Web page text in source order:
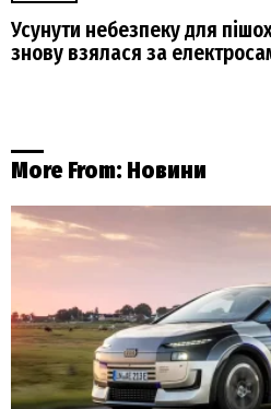
Усунути небезпеку для
знову взялася за
More From: Новини